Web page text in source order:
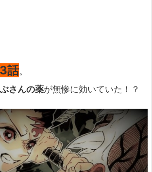
話。
さんの薬が無惨に効いていた！？